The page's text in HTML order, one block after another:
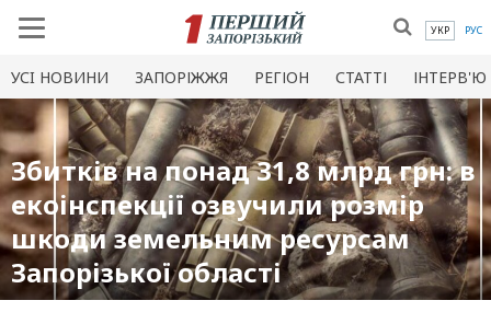
УКР РУС
УСI НОВИНИ ЗАПОРІЖЖЯ РЕГІОН СТАТТІ ІНТЕРВ'Ю
Збитків на понад 31,8 млрд грн: в
екоінспекції озвучили розмір
шкоди земельним ресурсам
Запорізької області